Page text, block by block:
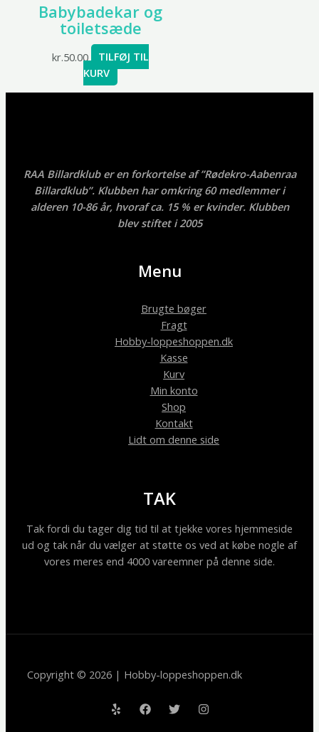
Babybadekar og
toiletsæde
kr.50.00
TILFØJ TIL
KURV
RAA Billardklub er en forkortelse af ”Rødekro-Aabenraa
Billardklub”. Klubben har omkring 60 medlemmer i
alderen 10-86 år, hvoraf ca. 15 % er kvinder. Klubben
blev stiftet i 2005
Menu
Brugte bøger
Fragt
Hobby-loppeshoppen.dk
Kasse
Kurv
Min konto
Shop
Kontakt
Lidt om denne side
TAK
Tak fordi du tager dig tid til at tjekke vores hjemmeside
ud og tak når du vælger at støtte os ved at købe nogle af
vores meres end 4000 vareemner på denne side.
Copyright © 2026 | Hobby-loppeshoppen.dk